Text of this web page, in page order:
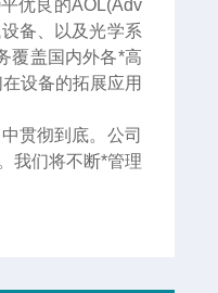
优良的AOL(Adv
备、以及光学系
覆盖国内外各*高
设备的拓展应用
贯彻到底。公司
我们将不断*管理